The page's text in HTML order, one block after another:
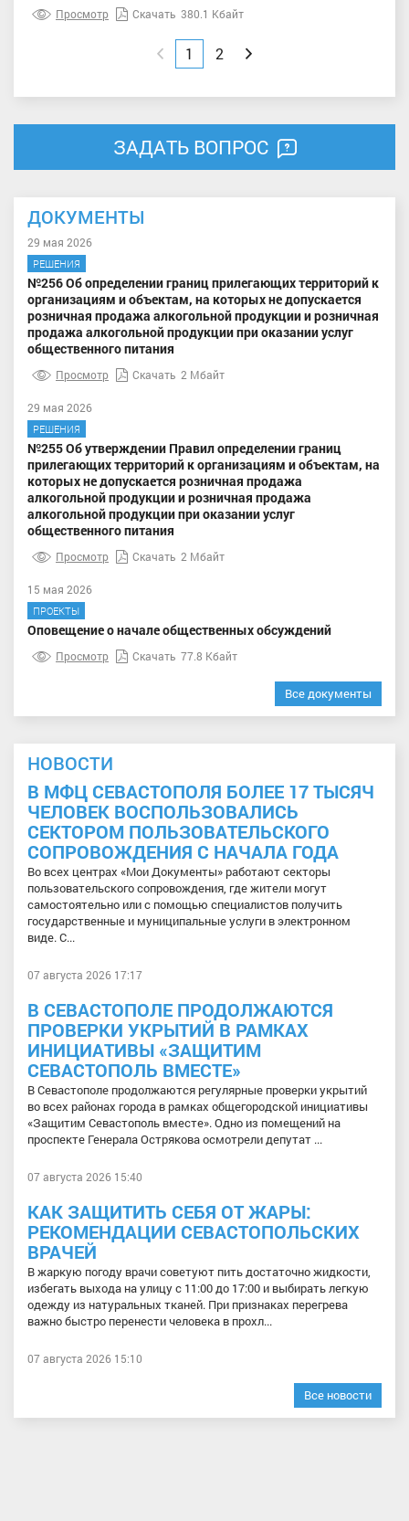
Просмотр Скачать 380.1 Кбайт
1 2 Вперед
ЗАДАТЬ ВОПРОС
ДОКУМЕНТЫ
29 мая 2026
РЕШЕНИЯ
№256 Об определении границ прилегающих территорий к
организациям и объектам, на которых не допускается
розничная продажа алкогольной продукции и розничная
продажа алкогольной продукции при оказании услуг
общественного питания
Просмотр Скачать 2 Мбайт
29 мая 2026
РЕШЕНИЯ
№255 Об утверждении Правил определении границ
прилегающих территорий к организациям и объектам, на
которых не допускается розничная продажа
алкогольной продукции и розничная продажа
алкогольной продукции при оказании услуг
общественного питания
Просмотр Скачать 2 Мбайт
15 мая 2026
ПРОЕКТЫ
Оповещение о начале общественных обсуждений
Просмотр Скачать 77.8 Кбайт
Все документы
НОВОСТИ
В МФЦ СЕВАСТОПОЛЯ БОЛЕЕ 17 ТЫСЯЧ
ЧЕЛОВЕК ВОСПОЛЬЗОВАЛИСЬ
СЕКТОРОМ ПОЛЬЗОВАТЕЛЬСКОГО
СОПРОВОЖДЕНИЯ С НАЧАЛА ГОДА
Во всех центрах «Мои Документы» работают секторы
пользовательского сопровождения, где жители могут
самостоятельно или с помощью специалистов получить
государственные и муниципальные услуги в электронном
виде. С...
07 августа 2026 17:17
В СЕВАСТОПОЛЕ ПРОДОЛЖАЮТСЯ
ПРОВЕРКИ УКРЫТИЙ В РАМКАХ
ИНИЦИАТИВЫ «ЗАЩИТИМ
СЕВАСТОПОЛЬ ВМЕСТЕ»
В Севастополе продолжаются регулярные проверки укрытий
во всех районах города в рамках общегородской инициативы
«Защитим Севастополь вместе». Одно из помещений на
проспекте Генерала Острякова осмотрели депутат ...
07 августа 2026 15:40
КАК ЗАЩИТИТЬ СЕБЯ ОТ ЖАРЫ:
РЕКОМЕНДАЦИИ СЕВАСТОПОЛЬСКИХ
ВРАЧЕЙ
В жаркую погоду врачи советуют пить достаточно жидкости,
избегать выхода на улицу с 11:00 до 17:00 и выбирать легкую
одежду из натуральных тканей. При признаках перегрева
важно быстро перенести человека в прохл...
07 августа 2026 15:10
Все новости